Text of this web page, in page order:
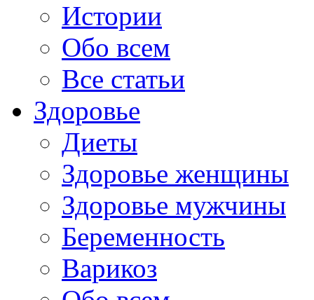
Истории
Обо всем
Все статьи
Здоровье
Диеты
Здоровье женщины
Здоровье мужчины
Беременность
Варикоз